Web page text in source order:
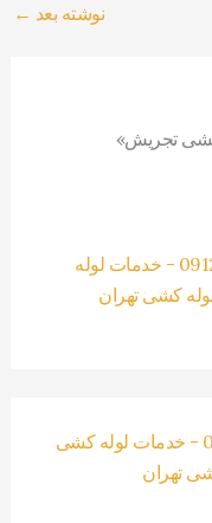
نوشته بعد ←
لوله کشی دزاشیب 09122437371 - خدمات لوله
| خدمات لوله کشی تهران
لوله کشی دربند 09122437371 - خدمات لوله کشی
کشی تهران